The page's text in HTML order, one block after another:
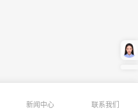
新闻中心 联系我们